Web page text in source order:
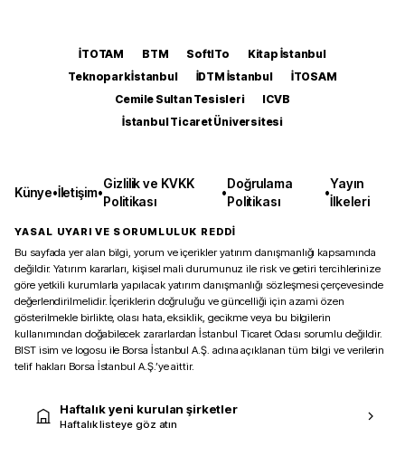
İTOTAM BTM SoftITo
Kitap İstanbul
Teknopark İstanbul
İDTM İstanbul
İTOSAM
Cemile Sultan Tesisleri
ICVB
İstanbul Ticaret Üniversitesi
Künye•İletişim•
Gizlilik ve KVKK
Politikası
•
Doğrulama
Politikası
•
Yayın
İlkeleri
YASAL UYARI VE SORUMLULUK REDDİ
Bu sayfada yer alan bilgi, yorum ve içerikler yatırım danışmanlığı kapsamında
değildir. Yatırım kararları, kişisel mali durumunuz ile risk ve getiri tercihlerinize
göre yetkili kurumlarla yapılacak yatırım danışmanlığı sözleşmesi çerçevesinde
değerlendirilmelidir. İçeriklerin doğruluğu ve güncelliği için azami özen
gösterilmekle birlikte, olası hata, eksiklik, gecikme veya bu bilgilerin
kullanımından doğabilecek zararlardan İstanbul Ticaret Odası sorumlu değildir.
BIST isim ve logosu ile Borsa İstanbul A.Ş. adına açıklanan tüm bilgi ve verilerin
telif hakları Borsa İstanbul A.Ş.’ye aittir.
Haftalık yeni kurulan şirketler
Haftalık listeye göz atın